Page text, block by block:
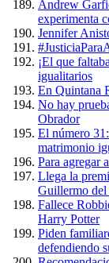
Andrew
experimenta
Jennifer
¡El que
igualitarios
En Quintana
No hay
Obrador
El número
matrimonio
Para agregar
Llega la
Guillermo del
Fallece
Harry Potter
Piden
defendiendo